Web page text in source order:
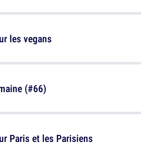
les vegans
Paris et les Parisiens
(#66)